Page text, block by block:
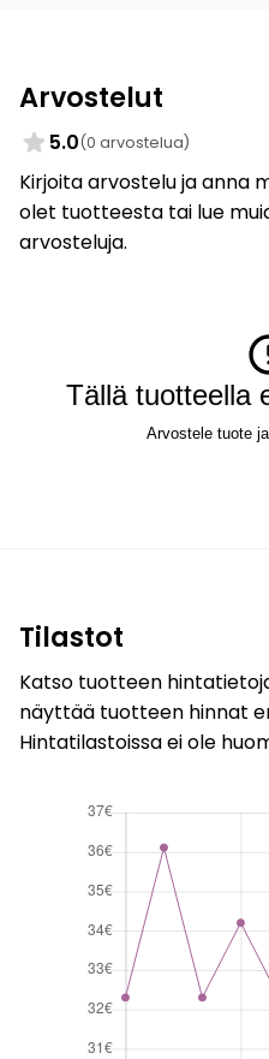
Arvostelut
5.0(0 arvostelua)
Kirjoita arvostelu ja anna
olet tuotteesta tai lue
arvosteluja.
Tällä tuotteella
Arvostele tuote
Tilastot
Katso tuotteen
näyttää tuotteen hinnat
Hintatilastoissa ei ole